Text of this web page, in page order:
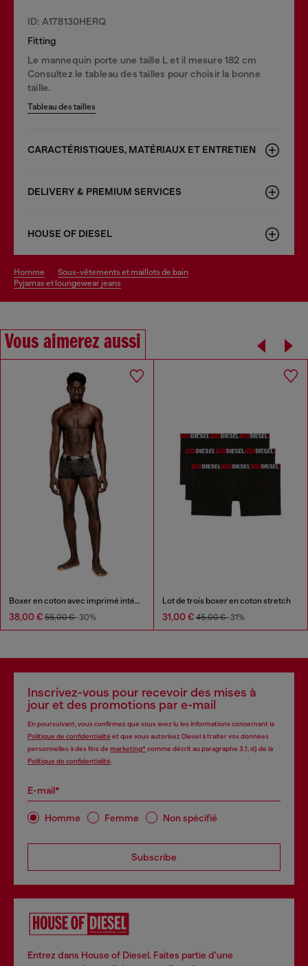
ID: A178130HERQ
Fitting
Le mannequin porte une taille L et il mesure 182 cm
Consultez le tableau des tailles pour choisir la bonne
taille.
Tableau des tailles
CARACTÉRISTIQUES, MATÉRIAUX ET ENTRETIEN
DELIVERY & PREMIUM SERVICES
HOUSE OF DIESEL
homme
sous-vêtements et maillots de bain
pyjamas et loungewear jeans
Vous aimerez aussi
Boxer en coton avec imprimé intégral
38,00 € 55,00 €-30%
Lot de trois boxer en coton stretch
31,00 € 45,00 €-31%
Inscrivez-vous pour recevoir des mises à
jour et des promotions par e-mail
En poursuivant, vous confirmez que vous avez lu les informations concernant la
Politique de confidentialité et que vous autorisez Diesel à traiter vos données
personnelles à des fins de marketing*comme décrit au paragraphe 3.1, d) de la
Politique de confidentialité
E-mail*
Homme Femme Non spécifié
Subscribe
Entrez dans House of Diesel. Faites partie d'une